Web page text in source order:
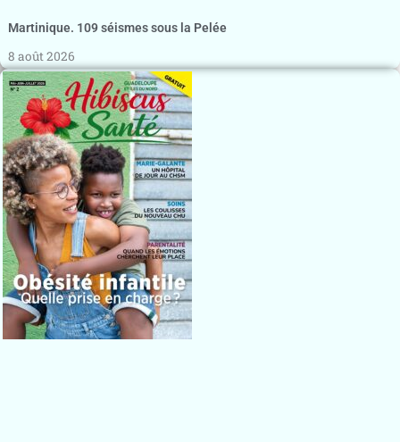
Martinique. 109 séismes sous la Pelée
8 août 2026